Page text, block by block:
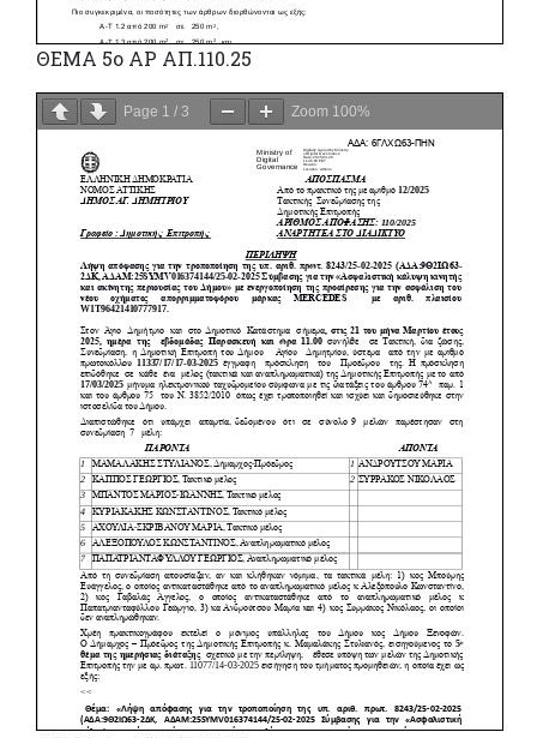
ΘΕΜΑ 5o ΑΡ ΑΠ.110.25
Page 1 / 3 Zoom 100%